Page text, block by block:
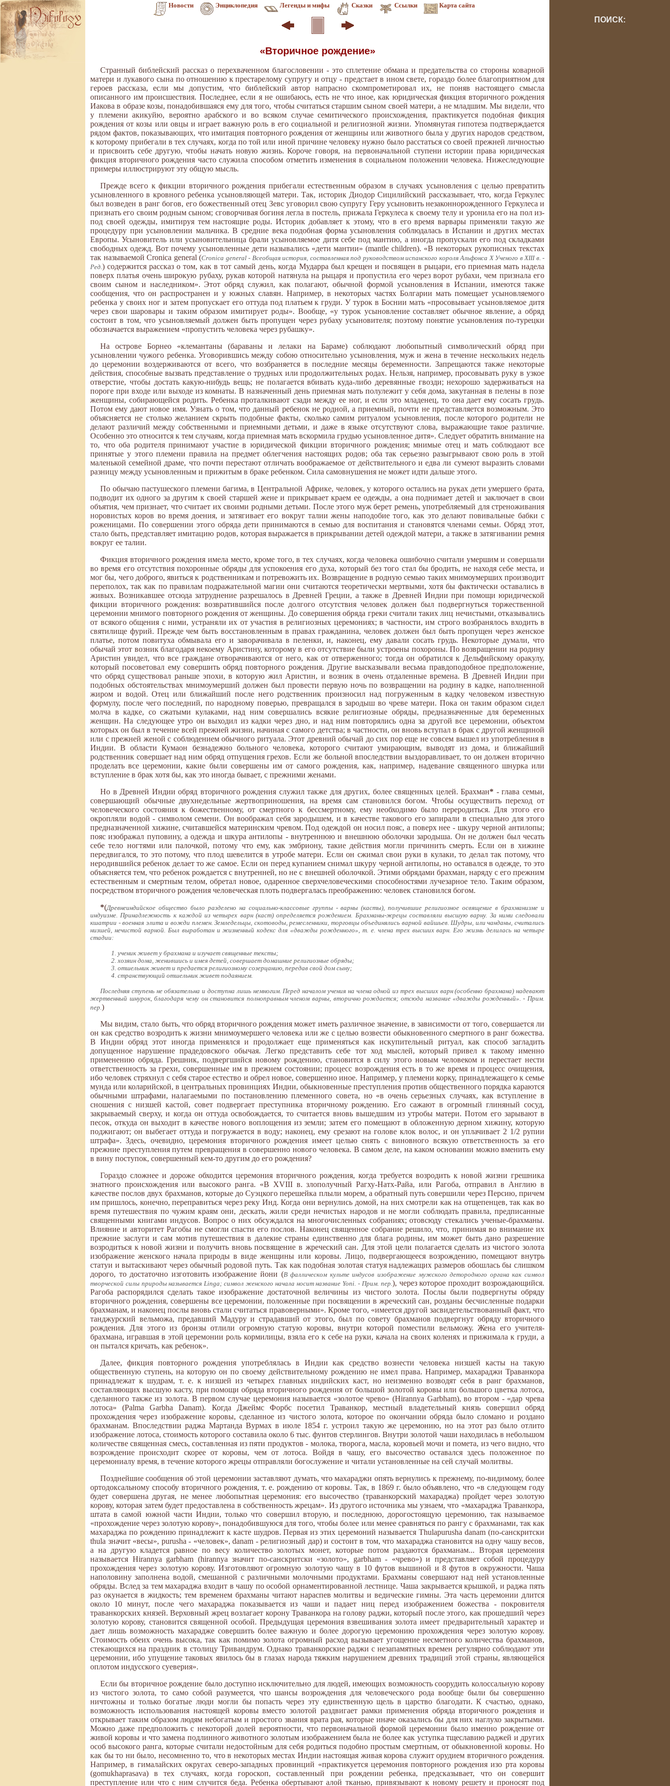
Новости Энциклопедия Легенды и мифы Сказки Ссылки Карта сайта
«Вторичное рождение»
Странный библейский рассказ о перехваченном благословении - это сплетение обмана и предательства со стороны коварной
матери и лукавого сына по отношению к престарелому супругу и отцу - предстает в ином свете, гораздо более благоприятном для
героев рассказа, если мы допустим, что библейский автор напрасно скомпрометировал их, не поняв настоящего смысла
описанного им происшествия. Последнее, если я не ошибаюсь, есть не что иное, как юридическая фикция вторичного рождения
Иакова в образе козы, понадобившаяся ему для того, чтобы считаться старшим сыном своей матери, а не младшим. Мы видели, что
у племени акикуйю, вероятно арабского и во всяком случае семитического происхождения, практикуется подобная фикция
рождения от козы или овцы и играет важную роль в его социальной и религиозной жизни. Упомянутая гипотеза подтверждается
рядом фактов, показывающих, что имитация повторного рождения от женщины или животного была у других народов средством,
к которому прибегали в тех случаях, когда по той или иной причине человеку нужно было расстаться со своей прежней личностью
и присвоить себе другую, чтобы начать новую жизнь. Короче говоря, на первоначальной ступени истории права юридическая
фикция вторичного рождения часто служила способом отметить изменения в социальном положении человека. Нижеследующие
примеры иллюстрируют эту общую мысль.
Прежде всего к фикции вторичного рождения прибегали естественным образом в случаях усыновления с целью превратить
усыновленного в кровного ребенка усыновляющей матери. Так, историк Диодор Сицилийский рассказывает, что, когда Геркулес
был возведен в ранг богов, его божественный отец Зевс уговорил свою супругу Геру усыновить незаконнорожденного Геркулеса и
признать его своим родным сыном; сговорчивая богиня легла в постель, прижала Геркулеса к своему телу и уронила его на пол из-
под своей одежды, имитируя тем настоящие роды. Историк добавляет к этому, что в его время варвары применяли такую же
процедуру при усыновлении мальчика. В средние века подобная форма усыновления соблюдалась в Испании и других местах
Европы. Усыновитель или усыновительница брали усыновляемое дитя себе под мантию, а иногда пропускали его под складками
свободных одежд. Вот почему усыновленные дети назывались «дети мантии» (mantle children). «В некоторых рукописных текстах
так называемой Cronica general (Cronica general - Всеобщая история, составленная под руководством испанского короля Альфонса X Ученого в XIII в. -
Ред.) содержится рассказ о том, как в тот самый день, когда Мударра был крещен и посвящен в рыцари, его приемная мать надела
поверх платья очень широкую рубаху, рукав которой натянула на рыцаря и пропустила его через ворот рубахи, чем признала его
своим сыном и наследником». Этот обряд служил, как полагают, обычной формой усыновления в Испании, имеются также
сообщения, что он распространен и у южных славян. Например, в некоторых частях Болгарии мать помещает усыновляемого
ребенка у своих ног и затем пропускает его оттуда под платьем к груди. У турок в Боснии мать «просовывает усыновляемое дитя
через свои шаровары и таким образом имитирует роды». Вообще, «у турок усыновление составляет обычное явление, а обряд
состоит в том, что усыновляемый должен быть пропущен через рубаху усыновителя; поэтому понятие усыновления по-турецки
обозначается выражением «пропустить человека через рубашку».
На острове Борнео «клемантаны (бараваны и лелаки на Бараме) соблюдают любопытный символический обряд при
усыновлении чужого ребенка. Уговорившись между собою относительно усыновления, муж и жена в течение нескольких недель
до церемонии воздерживаются от всего, что возбраняется в последние месяцы беременности. Запрещаются также некоторые
действия, способные вызвать представление о трудных или продолжительных родах. Нельзя, например, просовывать руку в узкое
отверстие, чтобы достать какую-нибудь вещь; не полагается вбивать куда-либо деревянные гвозди; нехорошо задерживаться на
пороге при входе или выходе из комнаты. В назначенный день приемная мать полулежит у себя дома, закутанная в пелены в позе
женщины, собирающейся родить. Ребенка проталкивают сзади между ее ног, и если это младенец, то она дает ему сосать грудь.
Потом ему дают новое имя. Узнать о том, что данный ребенок не родной, а приемный, почти не представляется возможным. Это
объясняется не столько желанием скрыть подобные факты, сколько самим ритуалом усыновления, после которого родители не
делают различий между собственными и приемными детьми, и даже в языке отсутствуют слова, выражающие такое различие.
Особенно это относится к тем случаям, когда приемная мать вскормила грудью усыновленное дитя». Следует обратить внимание на
то, что оба родителя принимают участие в юридической фикции вторичного рождения; мнимые отец и мать соблюдают все
принятые у этого племени правила на предмет облегчения настоящих родов; оба так серьезно разыгрывают свою роль в этой
маленькой семейной драме, что почти перестают отличать воображаемое от действительного и едва ли сумеют выразить словами
разницу между усыновленным и прижитым в браке ребенком. Сила самовнушения не может идти дальше этого.
По обычаю пастушеского племени багима, в Центральной Африке, человек, у которого остались на руках дети умершего брата,
подводит их одного за другим к своей старшей жене и прикрывает краем ее одежды, а она поднимает детей и заключает в свои
объятия, чем признает, что считает их своими родными детьми. После этого муж берет ремень, употребляемый для стреноживания
норовистых коров во время доения, и затягивает его вокруг талии жены наподобие того, как это делают повивальные бабки с
роженицами. По совершении этого обряда дети принимаются в семью для воспитания и становятся членами семьи. Обряд этот,
стало быть, представляет имитацию родов, которая выражается в прикрывании детей одеждой матери, а также в затягивании ремня
вокруг ее талии.
Фикция вторичного рождения имела место, кроме того, в тех случаях, когда человека ошибочно считали умершим и совершали
во время его отсутствия похоронные обряды для успокоения его духа, который без того стал бы бродить, не находя себе места, и
мог бы, чего доброго, явиться к родственникам и потревожить их. Возвращение в родную семью таких мнимоумерших производит
переполох, так как по правилам подражательной магии они считаются теоретически мертвыми, хотя бы фактически оставались в
живых. Возникавшее отсюда затруднение разрешалось в Древней Греции, а также в Древней Индии при помощи юридической
фикции вторичного рождения: возвратившийся после долгого отсутствия человек должен был подвергнуться торжественной
церемонии мнимого повторного рождения от женщины. До совершения обряда греки считали таких лиц нечистыми, отказывались
от всякого общения с ними, устраняли их от участия в религиозных церемониях; в частности, им строго возбранялось входить в
святилище фурий. Прежде чем быть восстановленным в правах гражданина, человек должен был быть пропущен через женское
платье, потом повитуха обмывала его и заворачивала в пеленки, и, наконец, ему давали сосать грудь. Некоторые думали, что
обычай этот возник благодаря некоему Аристину, которому в его отсутствие были устроены похороны. По возвращении на родину
Аристин увидел, что все граждане отворачиваются от него, как от отверженного; тогда он обратился к Дельфийскому оракулу,
который посоветовал ему совершить обряд повторного рождения. Другие высказывали весьма правдоподобное предположение,
что обряд существовал раньше эпохи, в которую жил Аристин, и возник в очень отдаленные времена. В Древней Индии при
подобных обстоятельствах мнимоумерший должен был провести первую ночь по возвращении на родину в кадке, наполненной
жиром и водой. Отец или ближайший после него родственник произносил над погруженным в кадку человеком известную
формулу, после чего последний, по народному поверью, превращался в зародыш во чреве матери. Пока он таким образом сидел
молча в кадке, со сжатыми кулаками, над ним совершались всякие религиозные обряды, предназначенные для беременных
женщин. На следующее утро он выходил из кадки через дно, и над ним повторялись одна за другой все церемонии, объектом
которых он был в течение всей прежней жизни, начиная с самого детства; в частности, он вновь вступал в брак с другой женщиной
или с прежней женой с соблюдением обычного ритуала. Этот древний обычай до сих пор еще не совсем вышел из употребления в
Индии. В области Кумаон безнадежно больного человека, которого считают умирающим, выводят из дома, и ближайший
родственник совершает над ним обряд отпущения грехов. Если же больной впоследствии выздоравливает, то он должен вторично
проделать все церемонии, какие были совершены им от самого рождения, как, например, надевание священного шнурка или
вступление в брак хотя бы, как это иногда бывает, с прежними женами.
Но в Древней Индии обряд вторичного рождения служил также для других, более священных целей. Брахман* - глава семьи,
совершающий обычные двухнедельные жертвоприношения, на время сам становился богом. Чтобы осуществить переход от
человеческого состояния к божественному, от смертного к бессмертному, ему необходимо было переродиться. Для этого его
окропляли водой - символом семени. Он воображал себя зародышем, и в качестве такового его запирали в специально для этого
предназначенной хижине, считавшейся материнским чревом. Под одеждой он носил пояс, а поверх нее - шкуру черной антилопы;
пояс изображал пуповину, а одежда и шкура антилопы - внутреннюю и внешнюю оболочки зародыша. Он не должен был чесать
себе тело ногтями или палочкой, потому что ему, как эмбриону, такие действия могли причинить смерть. Если он в хижине
передвигался, то это потому, что плод шевелится в утробе матери. Если он сжимал свои руки в кулаки, то делал так потому, что
неродившийся ребенок делает то же самое. Если он перед купанием снимал шкуру черной антилопы, но оставался в одежде, то это
объясняется тем, что ребенок рождается с внутренней, но не с внешней оболочкой. Этими обрядами брахман, наряду с его прежним
естественным и смертным телом, обретал новое, одаренное сверхчеловеческими способностями лучезарное тело. Таким образом,
посредством вторичного рождения человеческая плоть подвергалась преображению: человек становился богом.
*(Древнеиндийское общество было разделено на социально-классовые группы - варны (касты), получившие религиозное освящение в брахманизме и
индуизме. Принадлежность к каждой из четырех варн (каст) определяется рождением. Брахманы-жрецы составляли высшую варну. За ними следовали
кшатрии - военная элита и вожди племен. Земледельцы, скотоводы, ремесленники, торговцы объединялись варной вайшьев. Шудры, или чанданы, считались
низшей, нечистой варной. Был выработан и жизненный кодекс для «дважды рожденного», т. е. члена трех высших варн. Его жизнь делилась на четыре
стадии:
ученик живет у брахмана и изучает священные тексты;
хозяин дома, женившись и имея детей, совершает домашние религиозные обряды;
отшельник живет и предается религиозному созерцанию, передав свой дом сыну;
странствующий отшельник живет подаянием.
Последняя ступень не обязательна и доступна лишь немногим. Перед началом учения на члена одной из трех высших варн (особенно брахмана) надевают
жертвенный шнурок, благодаря чему он становится полноправным членом варны, вторично рождается; отсюда название «дважды рожденный». - Прим.
пер.)
Мы видим, стало быть, что обряд вторичного рождения может иметь различное значение, в зависимости от того, совершается ли
он как средство возродить к жизни мнимоумершего человека или же с целью возвести обыкновенного смертного в ранг божества.
В Индии обряд этот иногда применялся и продолжает еще применяться как искупительный ритуал, как способ загладить
допущенное нарушение прадедовского обычая. Легко представить себе тот ход мыслей, который привел к такому именно
применению обряда. Грешник, подвергшийся новому рождению, становится в силу этого новым человеком и перестает нести
ответственность за грехи, совершенные им в прежнем состоянии; процесс возрождения есть в то же время и процесс очищения,
ибо человек стряхнул с себя старое естество и обрел новое, совершенно иное. Например, у племени корку, принадлежащего к семье
мунда или коларийской, в центральных провинциях Индии, обыкновенные преступления против общественного порядка караются
обычными штрафами, налагаемыми по постановлению племенного совета, но «в очень серьезных случаях, как вступление в
сношения с низшей кастой, совет подвергает преступника вторичному рождению. Его сажают в огромный глиняный сосуд,
закрываемый сверху, и когда он оттуда освобождается, то считается вновь вышедшим из утробы матери. Потом его зарывают в
песок, откуда он выходит в качестве нового воплощения из земли; затем его помещают в обложенную дерном хижину, которую
поджигают; он выбегает оттуда и погружается в воду; наконец, ему срезают на голове клок волос, и он уплачивает 2 1/2 рупии
штрафа». Здесь, очевидно, церемония вторичного рождения имеет целью снять с виновного всякую ответственность за его
прежние преступления путем превращения в совершенно нового человека. В самом деле, на каком основании можно вменить ему
в вину поступок, совершенный кем-то другим до его рождения?
Гораздо сложнее и дороже обходится церемония вторичного рождения, когда требуется возродить к новой жизни грешника
знатного происхождения или высокого ранга. «В XVIII в. злополучный Рагху-Натх-Райа, или Рагоба, отправил в Англию в
качестве послов двух брахманов, которые до Суэцкого перешейка плыли морем, а обратный путь совершили через Персию, причем
им пришлось, конечно, переправиться через реку Инд. Когда они вернулись домой, на них смотрели как на отщепенцев, так как во
время путешествия по чужим краям они, дескать, жили среди нечистых народов и не могли соблюдать правила, предписанные
священными книгами индусов. Вопрос о них обсуждался на многочисленных собраниях; отовсюду стекались ученые-брахманы.
Влияние и авторитет Рагобы не смогли спасти его послов. Наконец священное собрание решило, что, принимая во внимание их
прежние заслуги и сам мотив путешествия в далекие страны единственно для блага родины, им может быть дано разрешение
возродиться к новой жизни и получить вновь посвящение в жреческий сан. Для этой цели полагается сделать из чистого золота
изображение женского начала природы в виде женщины или коровы. Лицо, подвергающееся возрождению, помещают внутрь
статуи и вытаскивают через обычный родовой путь. Так как подобная золотая статуя надлежащих размеров обошлась бы слишком
дорого, то достаточно изготовить изображение йони (В фаллическом культе индусов изображение мужского детородного органа как символ
творческой силы природы называется Linga; символ женского начала носит название Yoni. - Прим. пер.), через которое проходит возрождающийся.
Рагоба распорядился сделать такое изображение достаточной величины из чистого золота. Послы были подвергнуты обряду
вторичного рождения, совершены все церемонии, положенные при посвящении в жреческий сан, розданы бесчисленные подарки
брахманам, и наконец послы вновь стали считаться правоверными». Кроме того, «имеется другой засвидетельствованный факт, что
танджурский вельможа, предавший Мадуру и страдавший от этого, был по совету брахманов подвергнут обряду вторичного
рождения. Для этого из бронзы отлили огромную статую коровы, внутри которой поместили вельможу. Жена его учителя-
брахмана, игравшая в этой церемонии роль кормилицы, взяла его к себе на руки, качала на своих коленях и прижимала к груди, а
он пытался кричать, как ребенок».
Далее, фикция повторного рождения употреблялась в Индии как средство вознести человека низшей касты на такую
общественную ступень, на которую он по своему действительному рождению не имел права. Например, махараджи Траванкора
принадлежат к шудрам, т. е. к низшей из четырех главных индийских каст, но неизменно возводят себя в ранг брахманов,
составляющих высшую касту, при помощи обряда вторичного рождения от большой золотой коровы или большого цветка лотоса,
сделанного также из золота. В первом случае церемония называется «золотое чрево» (Hirannya Garbham), во втором - «дар чрева
лотоса» (Palma Garbha Danam). Когда Джеймс Форбс посетил Траванкор, местный владетельный князь совершил обряд
прохождения через изображение коровы, сделанное из чистого золота, которое по окончании обряда было сломано и роздано
брахманам. Впоследствии раджа Мартанда Вурмах в июле 1854 г. устроил такую же церемонию, но на этот раз было отлито
изображение лотоса, стоимость которого составила около 6 тыс. фунтов стерлингов. Внутри золотой чаши находилась в небольшом
количестве священная смесь, составленная из пяти продуктов - молока, творога, масла, коровьей мочи и помета, из чего видно, что
возрождение происходит скорее от коровы, чем от лотоса. Войдя в чашу, его высочество оставался здесь положенное по
церемониалу время, в течение которого жрецы отправляли богослужение и читали установленные на сей случай молитвы.
Позднейшие сообщения об этой церемонии заставляют думать, что махараджи опять вернулись к прежнему, по-видимому, более
ортодоксальному способу вторичного рождения, т. е. рождению от коровы. Так, в 1869 г. было объявлено, что «в следующем году
будет совершена другая, не менее любопытная церемония: его высочество (траванкорский махараджа) пройдет через золотую
корову, которая затем будет предоставлена в собственность жрецам». Из другого источника мы узнаем, что «махараджа Траванкора,
штата в самой южной части Индии, только что совершил вторую, и последнюю, дорогостоящую церемонию, так называемое
«прохождение через золотую корову», понадобившуюся для того, чтобы более или менее сравняться по рангу с брахманами, так как
махараджа по рождению принадлежит к касте шудров. Первая из этих церемоний называется Thulapurusha danam (по-санскритски
thula значит «весы», purusha - «человек», danam - религиозный дар) и состоит в том, что махараджа становится на одну чашу весов,
а на другую кладется равное по весу количество золотых монет, которые потом раздаются брахманам... Вторая церемония
называется Hirannya garbham (hirannya значит по-санскритски «золото», garbham - «чрево») и представляет собой процедуру
прохождения через золотую корову. Изготовляют огромную золотую чашу в 10 футов вышиной и 8 футов в окружности. Чаша
наполовину заполнена водой, смешанной с различными молочными продуктами. Брахманы совершают над ней установленные
обряды. Вслед за тем махараджа входит в чашу по особой орнаментированной лестнице. Чаша закрывается крышкой, и раджа пять
раз окунается в жидкость; тем временем брахманы читают нараспев молитвы и ведические гимны. Эта часть церемонии длится
около 10 минут, после чего махараджа показывается из чаши и падает ниц перед изображением божества - покровителя
траванкорских князей. Верховный жрец возлагает корону Траванкора на голову раджи, который после этого, как прошедший через
золотую корову, становится священной особой. Предыдущая церемония взвешивания золота имеет предварительный характер и
дает лишь возможность махарадже совершить более важную и более дорогую церемонию прохождения через золотую корову.
Стоимость обеих очень высока, так как помимо золота огромный расход вызывает угощение несметного количества брахманов,
стекающихся на праздник в столицу Тривандрум. Однако траванкорские раджи с незапамятных времен регулярно соблюдают эти
церемонии, ибо упущение таковых явилось бы в глазах народа тяжким нарушением древних традиций этой страны, являющейся
оплотом индусского суеверия».
Если бы вторичное рождение было доступно исключительно для людей, имеющих возможность соорудить колоссальную корову
из чистого золота, то само собой разумеется, что шансы возрождения для человеческого рода вообще были бы совершенно
ничтожны и только богатые люди могли бы попасть через эту единственную щель в царство благодати. К счастью, однако,
возможность использования настоящей коровы вместо золотой раздвигает рамки применения обряда вторичного рождения и
открывает таким образом людям небогатым и простого звания врата рая, которые иначе оказались бы для них наглухо закрытыми.
Можно даже предположить с некоторой долей вероятности, что первоначальной формой церемонии было именно рождение от
живой коровы и что замена подлинного животного золотым изображением была не более как уступка тщеславию раджей и других
особ высокого ранга, которые считали недостойным для себя родиться подобно простым смертным, от обыкновенной коровы. Но
как бы то ни было, несомненно то, что в некоторых местах Индии настоящая живая корова служит орудием вторичного рождения.
Например, в гималайских округах северо-западных провинций «практикуется церемония повторного рождения изо рта коровы
(gomukhaprasava) в тех случаях, когда гороскоп, составленный при рождении ребенка, предсказывает, что он совершит
преступление или что с ним случится беда. Ребенка обертывают алой тканью, привязывают к новому решету и проносят под
ПОИСК: